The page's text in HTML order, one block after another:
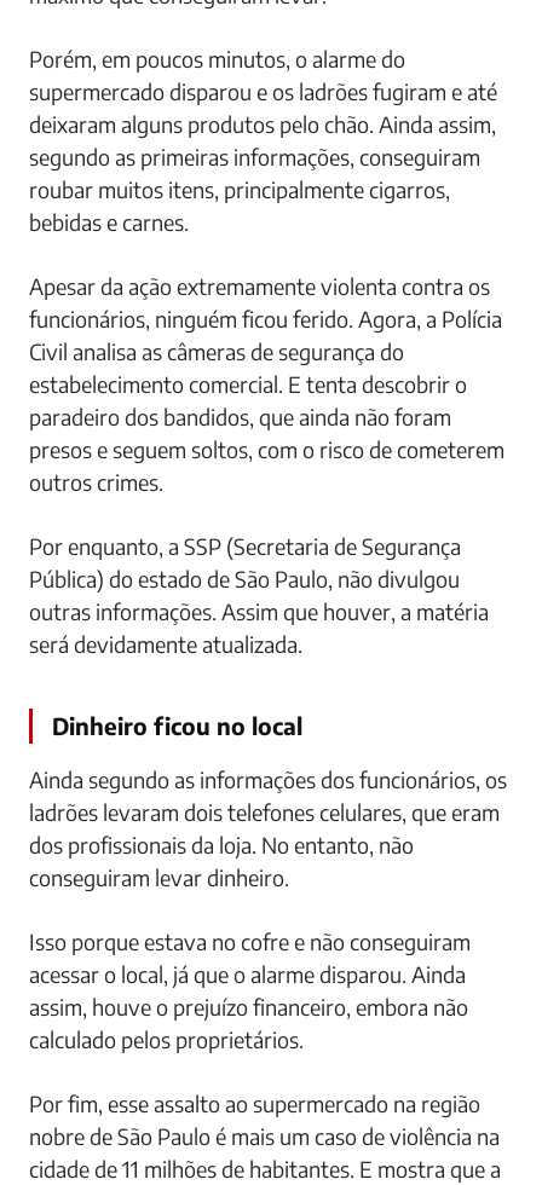
Porém, em poucos minutos, o alarme do
supermercado disparou e os ladrões fugiram e até
deixaram alguns produtos pelo chão. Ainda assim,
segundo as primeiras informações, conseguiram
roubar muitos itens, principalmente cigarros,
bebidas e carnes.
Apesar da ação extremamente violenta contra os
funcionários, ninguém ficou ferido. Agora, a Polícia
Civil analisa as câmeras de segurança do
estabelecimento comercial. E tenta descobrir o
paradeiro dos bandidos, que ainda não foram
presos e seguem soltos, com o risco de cometerem
outros crimes.
Por enquanto, a SSP (Secretaria de Segurança
Pública) do estado de São Paulo, não divulgou
outras informações. Assim que houver, a matéria
será devidamente atualizada.
Dinheiro ficou no local
Ainda segundo as informações dos funcionários, os
ladrões levaram dois telefones celulares, que eram
dos profissionais da loja. No entanto, não
conseguiram levar dinheiro.
Isso porque estava no cofre e não conseguiram
acessar o local, já que o alarme disparou. Ainda
assim, houve o prejuízo financeiro, embora não
calculado pelos proprietários.
Por fim, esse assalto ao supermercado na região
nobre de São Paulo é mais um caso de violência na
cidade de 11 milhões de habitantes. E mostra que a